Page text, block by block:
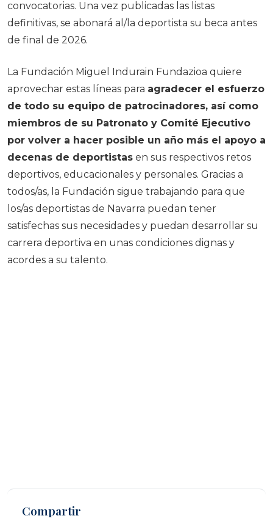
convocatorias. Una vez publicadas las listas
definitivas, se abonará al/la deportista su beca antes
de final de 2026.
La Fundación Miguel Indurain Fundazioa quiere
aprovechar estas líneas para agradecer el esfuerzo
de todo su equipo de patrocinadores, así como
miembros de su Patronato y Comité Ejecutivo
por volver a hacer posible un año más el apoyo a
decenas de deportistas en sus respectivos retos
deportivos, educacionales y personales. Gracias a
todos/as, la Fundación sigue trabajando para que
los/as deportistas de Navarra puedan tener
satisfechas sus necesidades y puedan desarrollar su
carrera deportiva en unas condiciones dignas y
acordes a su talento.
Compartir